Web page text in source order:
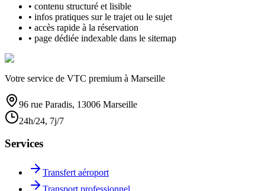
• contenu structuré et lisible
• infos pratiques sur le trajet ou le sujet
• accès rapide à la réservation
• page dédiée indexable dans le sitemap
Votre service de VTC premium à Marseille
96 rue Paradis, 13006 Marseille
24h/24, 7j/7
Services
Transfert aéroport